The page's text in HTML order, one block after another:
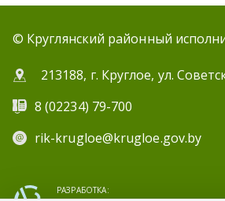
© Круглянский районный
213188, г. Круглое, ул.
8 (02234) 79-700
rik-krugloe@krugloe.gov.by
РАЗРАБОТКА: